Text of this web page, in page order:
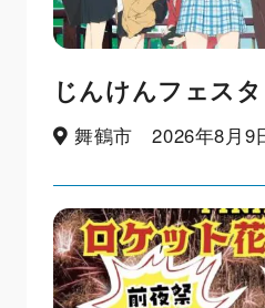
じんけんフェスタ
舞鶴市 2026年8月9